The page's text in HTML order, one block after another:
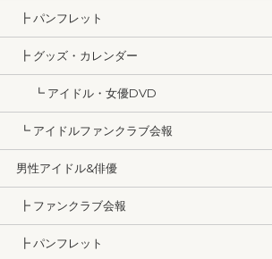
┣ パンフレット
┣ グッズ・カレンダー
┗ アイドル・女優DVD
┗ アイドルファンクラブ会報
男性アイドル&俳優
┣ ファンクラブ会報
┣ パンフレット